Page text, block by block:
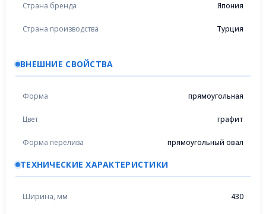
Страна бренда Япония
Страна производства Турция
ВНЕШНИЕ СВОЙСТВА
Форма прямоугольная
Цвет графит
Форма перелива прямоугольный овал
ТЕХНИЧЕСКИЕ ХАРАКТЕРИСТИКИ
Ширина, мм 430